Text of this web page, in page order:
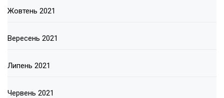
Жовтень 2021
Вересень 2021
Липень 2021
Червень 2021